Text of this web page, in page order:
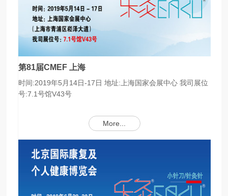
第81届CMEF 上海
时间:2019年5月14日-17日 地址:上海国家会展中心 我司展位
号:7.1号馆V43号
More...